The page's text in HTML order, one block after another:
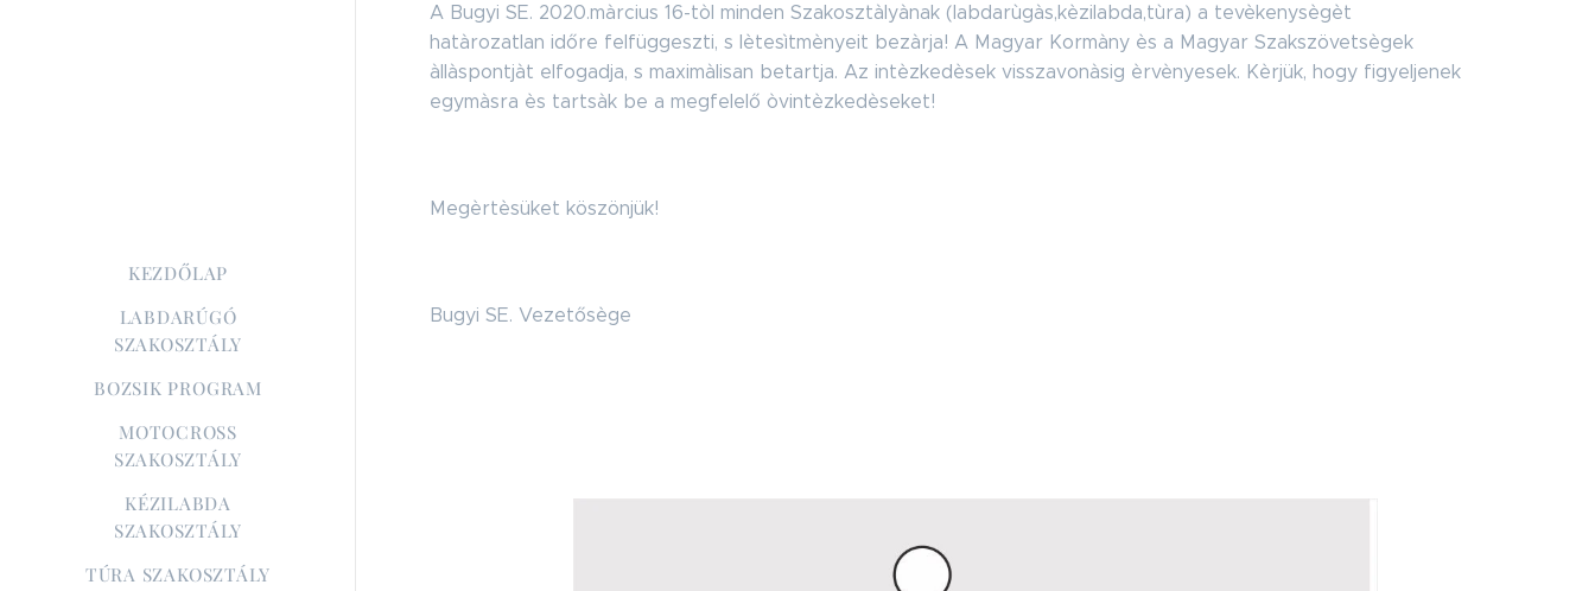
KEZDŐLAP
LABDARÚGÓ
SZAKOSZTÁLY
BOZSIK PROGRAM
MOTOCROSS
SZAKOSZTÁLY
KÉZILABDA
SZAKOSZTÁLY
TÚRA SZAKOSZTÁLY
A Bugyi SE. 2020.màrcius 16-tòl minden Szakosztàlyànak (labdarùgàs,kèzilabda,tùra) a tevèkenysègèt
hatàrozatlan időre felfüggeszti, s lètesìtmènyeit bezàrja! A Magyar Kormàny ès a Magyar Szakszövetsègek
àllàspontjàt elfogadja, s maximàlisan betartja. Az intèzkedèsek visszavonàsig èrvènyesek. Kèrjük, hogy figyeljenek
egymàsra ès tartsàk be a megfelelő òvintèzkedèseket!
Megèrtèsüket köszönjük!
Bugyi SE. Vezetősège